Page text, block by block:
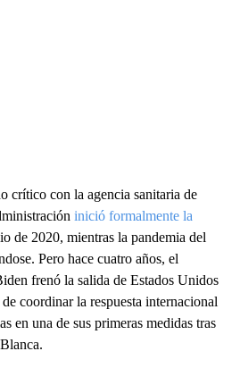
crítico con la agencia sanitaria de
inició formalmente la
de 2020, mientras la pandemia del
Pero hace cuatro años, el
frenó la salida de Estados Unidos
coordinar la respuesta internacional
en una de sus primeras medidas tras